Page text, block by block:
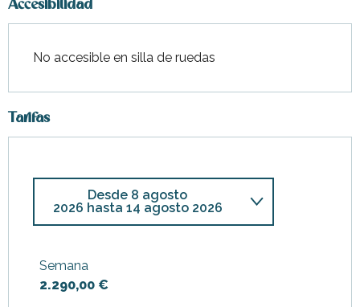
Accesibilidad
No accesible en silla de ruedas
Tarifas
Desde4 abril 2026
Desde 8 agosto
2026 hasta 14 agosto 2026
Semana
2.290,00 €